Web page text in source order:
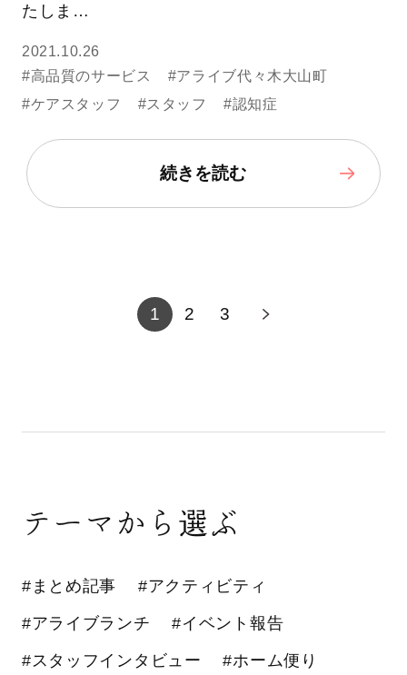
たしま…
2021.10.26
#高品質のサービス
#アライブ代々木大山町
#ケアスタッフ
#スタッフ #認知症
続きを読む
1 2 3
テーマから選ぶ
#まとめ記事 #アクティビティ
#アライブランチ #イベント報告
#スタッフインタビュー #ホーム便り